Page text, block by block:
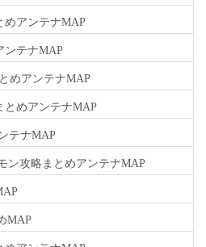
アンテナMAP
テナMAP
めアンテナMAP
めアンテナMAP
テナMAP
ン攻略まとめアンテナMAP
MAP